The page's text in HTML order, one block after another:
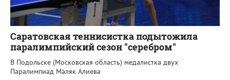
Саратовская теннисистка подытожила
паралимпийский сезон "серебром"
В Подольске (Московская область) медалистка двух
Паралимпиад Маляк Алиева